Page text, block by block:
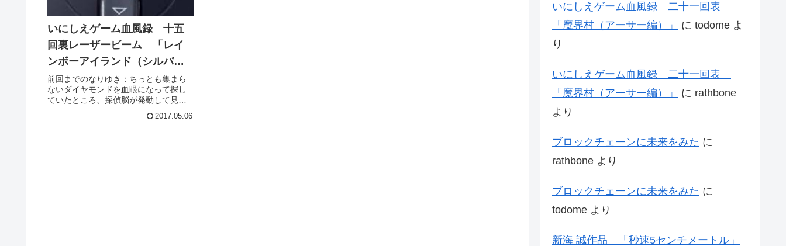
いにしえゲーム血風録 十五
回裏レーザービーム 「レイ
ンボーアイランド（シルバー
ドア編）」
前回までのなりゆき：ちっとも集まら
ないダイヤモンドを血眼になって探し
ていたところ、探偵脳が発動して見事
回避することが出来た私だったが、隠
2017.05.06
いにしえゲーム血風録 二十一回表
「魔界村（アーサー編）」
に todome よ
り
いにしえゲーム血風録 二十一回表
「魔界村（アーサー編）」
に rathbone
より
ブロックチェーンに未来をみた に
rathbone より
ブロックチェーンに未来をみた に
todome より
新海 誠作品 「秒速5センチメートル」